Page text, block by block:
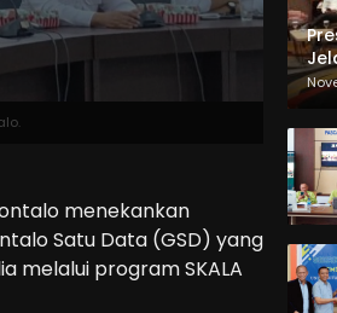
menekankan
Satu Data (GSD) yang
melalui program SKALA